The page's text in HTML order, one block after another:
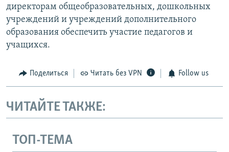
директорам общеобразовательных, дошкольных
учреждений и учреждений дополнительного
образования обеспечить участие педагогов и
учащихся.
Поделиться Читать без VPN Follow us
ЧИТАЙТЕ ТАКЖЕ:
ТОП-ТЕМА